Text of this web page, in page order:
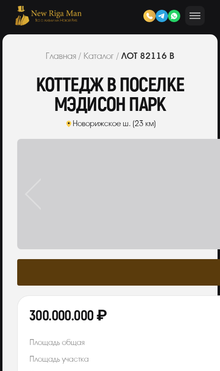
Главная / Каталог / ЛОТ 82116 В
КОТТЕДЖ В ПОСЕЛКЕ
МЭДИСОН ПАРК
Новорижское ш. (23 км)
300.000.000 ₽
Площадь общая
Площадь участка